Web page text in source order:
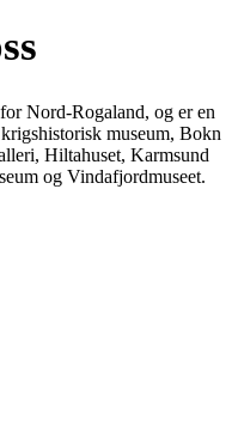
Nord-Rogaland, og er en
museum, Bokn
Hiltahuset, Karmsund
og Vindafjordmuseet.